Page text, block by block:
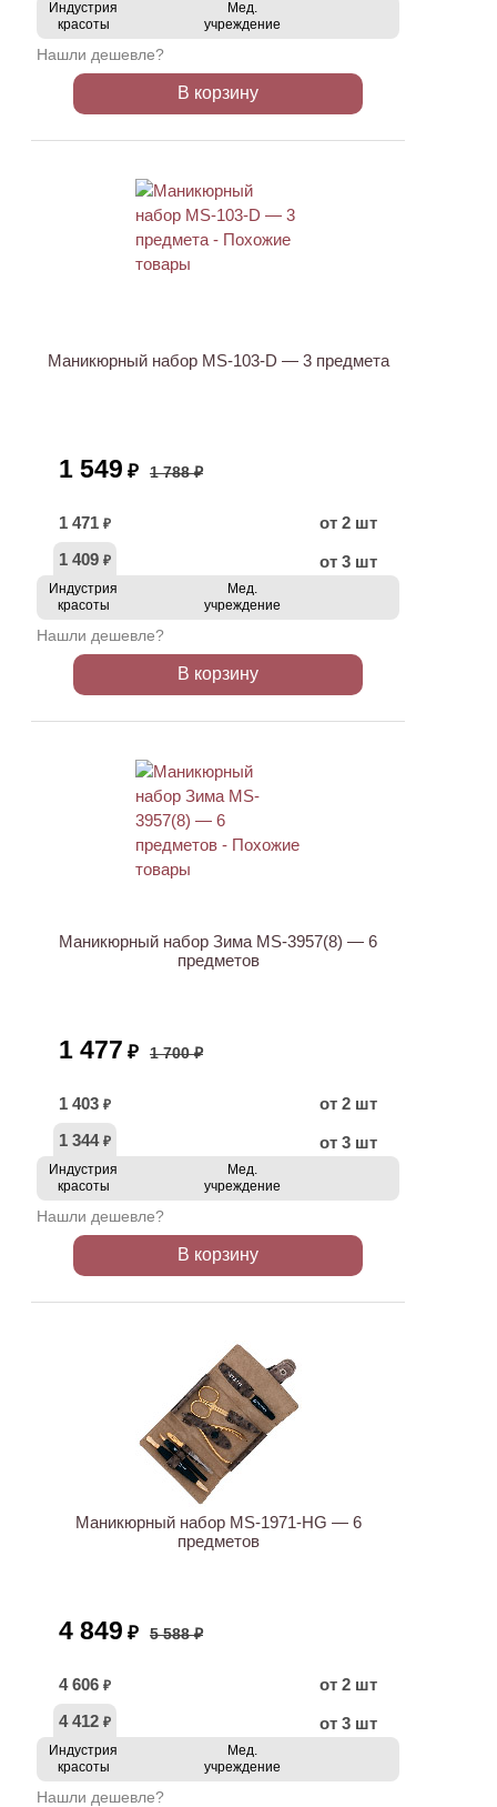
Индустрия
красоты
Мед.
учреждение
Нашли дешевле?
В корзину
Маникюрный набор MS-103-D — 3 предмета
1 549 ₽ 1 788 ₽
1 471 ₽
от 2 шт
1 409 ₽ от 3 шт
Индустрия
красоты
Мед.
учреждение
Нашли дешевле?
В корзину
Маникюрный набор Зима MS-3957(8) — 6
предметов
1 477 ₽ 1 700 ₽
1 403 ₽
от 2 шт
1 344 ₽ от 3 шт
Индустрия
красоты
Мед.
учреждение
Нашли дешевле?
В корзину
Маникюрный набор MS-1971-HG — 6
предметов
4 849 ₽ 5 588 ₽
4 606 ₽
от 2 шт
4 412 ₽ от 3 шт
Индустрия
красоты
Мед.
учреждение
Нашли дешевле?